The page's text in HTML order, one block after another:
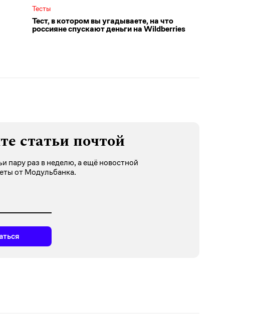
Тесты
Тест, в котором вы угадываете, на что
россияне спускают деньги на Wildberries
статьи почтой
пару раз в неделю, а ещё новостной
от Модульбанка.